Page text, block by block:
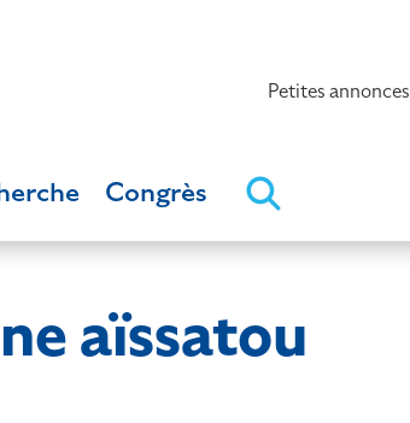
Petites annonces
Congrès
aïssatou